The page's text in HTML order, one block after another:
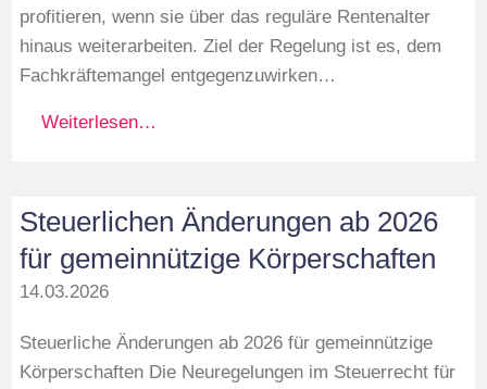
profitieren, wenn sie über das reguläre Rentenalter
hinaus weiterarbeiten. Ziel der Regelung ist es, dem
Fachkräftemangel entgegenzuwirken…
Weiterlesen…
Steuerlichen Änderungen ab 2026
für gemeinnützige Körperschaften
14.03.2026
Steuerliche Änderungen ab 2026 für gemeinnützige
Körperschaften Die Neuregelungen im Steuerrecht für